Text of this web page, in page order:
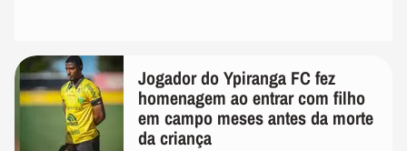
Jogador do Ypiranga FC fez
homenagem ao entrar com filho
em campo meses antes da morte
da criança